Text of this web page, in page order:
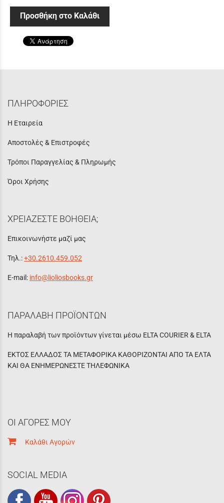
Προσθήκη στο Καλάθι
ΠΛΗΡΟΦΟΡΙΕΣ
Η Εταιρεία
Αποστολές & Επιστροφές
Τρόποι Παραγγελίας & Πληρωμής
Όροι Χρήσης
ΧΡΕΙΑΖΕΣΤΕ ΒΟΗΘΕΙΑ;
Επικοινωνήστε μαζί μας
Τηλ.:+30.2610.459.052
E-mail: info@lioliosbooks.gr
ΠΑΡΑΛΑΒΗ ΠΡΟΪΟΝΤΩΝ
Η παραλαβή των προϊόντων γίνεται μέσω ELTA COURIER & ELTA
ΕΚΤΟΣ ΕΛΛΑΔΟΣ ΤΑ ΜΕΤΑΦΟΡΙΚΑ ΚΑΘΟΡΙΖΟΝΤΑΙ ΑΠΟ ΤΑ ΕΛΤΑ
ΚΑΙ ΘΑ ΕΝΗΜΕΡΩΝΕΣΤΕ ΤΗΛΕΦΩΝΙΚΑ
ΟΙ ΑΓΟΡΕΣ ΜΟΥ
Καλάθι Αγορών
SOCIAL MEDIA